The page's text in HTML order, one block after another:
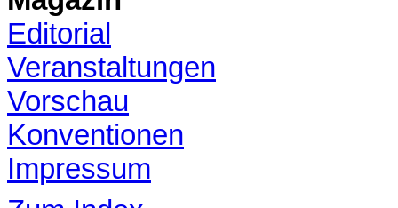
Editorial
Veranstaltungen
Vorschau
Konventionen
Impressum